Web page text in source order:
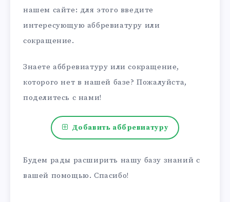
нашем сайте: для этого введите
интересующую аббревиатуру или
сокращение.
Знаете аббревиатуру или сокращение,
которого нет в нашей базе? Пожалуйста,
поделитесь с нами!
Добавить аббревиатуру
Будем рады расширить нашу базу знаний с
вашей помощью. Спасибо!